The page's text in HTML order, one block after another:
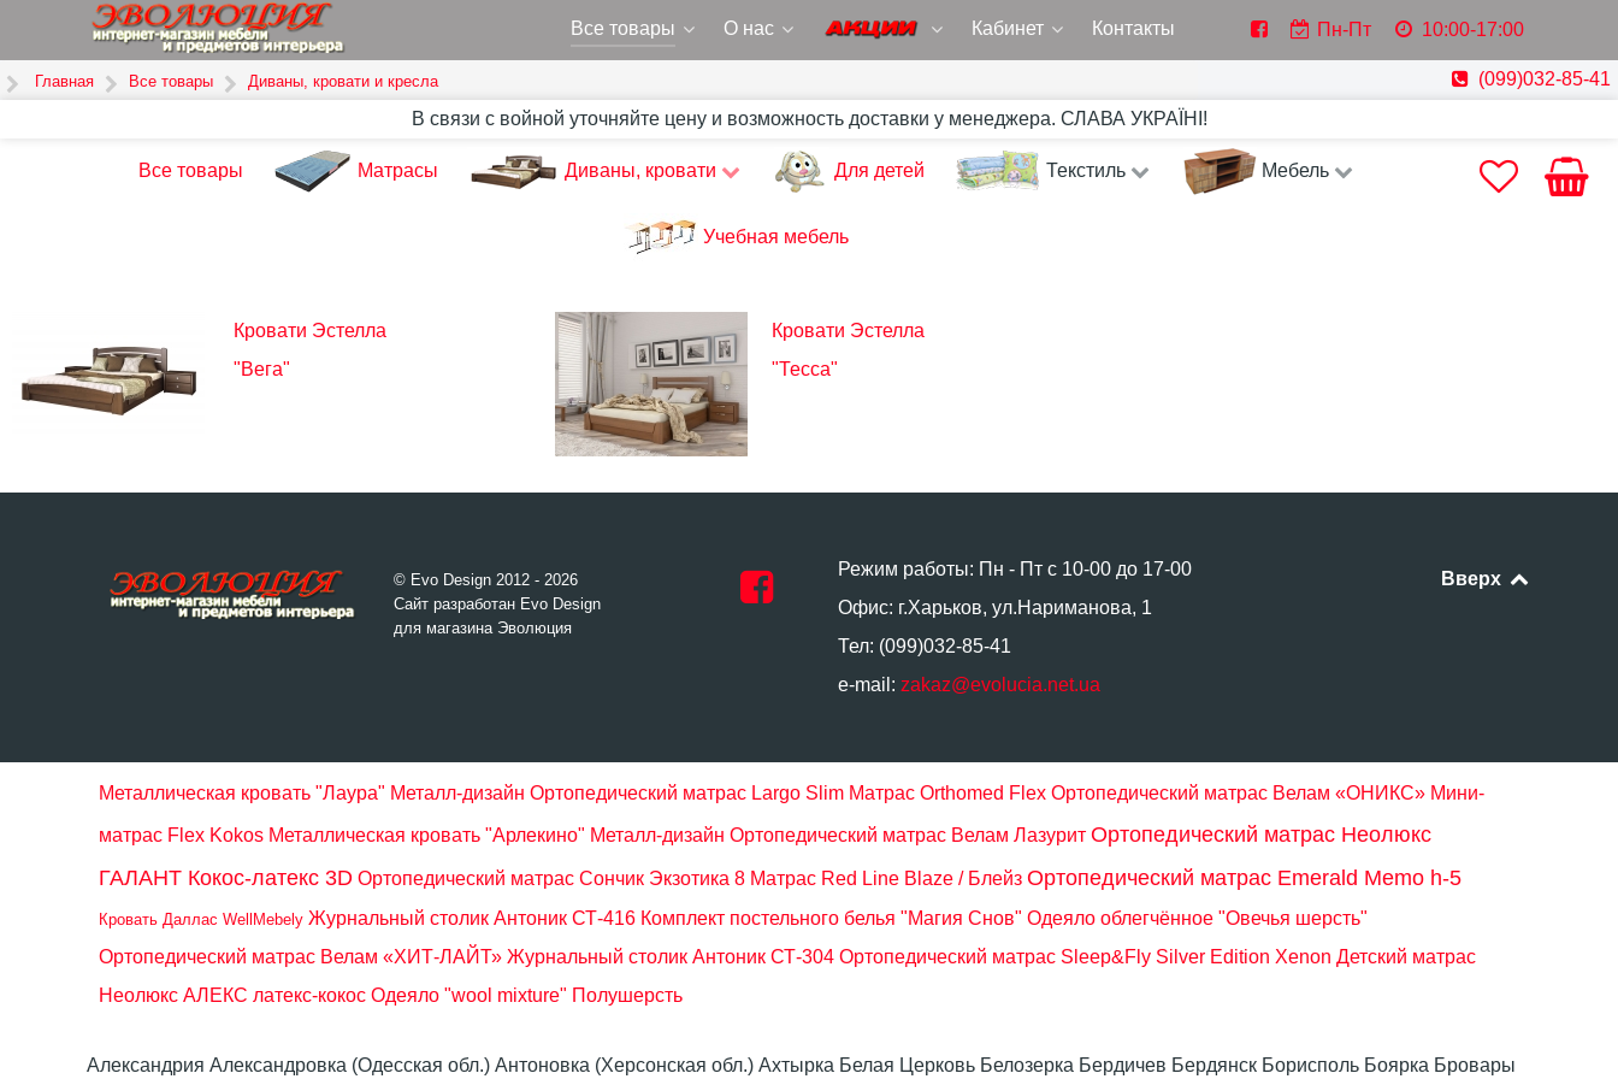
Все товары О нас Кабинет Контакты Пн-Пт 10:00-17:00
Главная Все товары Диваны, кровати и кресла
(099)032-85-41
В связи с войной уточняйте цену и возможность доставки у менеджера. СЛАВА УКРАЇНІ!
Все товары Матрасы Диваны, кровати Для детей Текстиль Мебель
Учебная мебель
Кровати Эстелла
"Вега"
Кровати Эстелла
"Тесса"
© Evo Design 2012 - 2026
Сайт разработан Evo Design
для магазина Эволюция
Режим работы: Пн - Пт с 10-00 до 17-00
Офис: г.Харьков, ул.Нариманова, 1
Тел: (099)032-85-41
e-mail: zakaz@evolucia.net.ua
Вверх
Металлическая кровать "Лаура" Металл-дизайн Ортопедический матрас Largo Slim Матрас Orthomed Flex Ортопедический матрас Велам «ОНИКС» Мини-
матрас Flex Kokos Металлическая кровать "Арлекино" Металл-дизайн Ортопедический матрас Велам Лазурит Ортопедический матрас Неолюкс
ГАЛАНТ Кокос-латекс 3D Ортопедический матрас Сончик Экзотика 8 Матрас Red Line Blaze / Блейз Ортопедический матрас Emerald Memo h-5
Кровать Даллас WellMebely Журнальный столик Антоник СТ-416 Комплект постельного белья "Магия Снов" Одеяло облегчённое "Овечья шерсть"
Ортопедический матрас Велам «ХИТ-ЛАЙТ» Журнальный столик Антоник СТ-304 Ортопедический матрас Sleep&Fly Silver Edition Xenon Детский матрас
Неолюкс АЛЕКС латекс-кокос Одеяло "wool mixture" Полушерсть
Александрия Александровка (Одесская обл.) Антоновка (Херсонская обл.) Ахтырка Белая Церковь Белозерка Бердичев Бердянск Борисполь Боярка Бровары